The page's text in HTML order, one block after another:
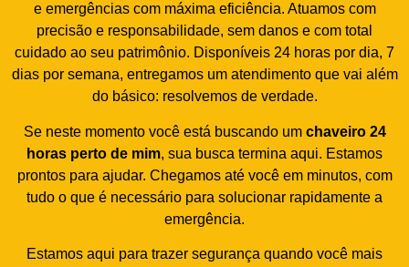
e emergências com máxima eficiência. Atuamos com
precisão e responsabilidade, sem danos e com total
cuidado ao seu patrimônio. Disponíveis 24 horas por dia, 7
dias por semana, entregamos um atendimento que vai além
do básico: resolvemos de verdade.
Se neste momento você está buscando um chaveiro 24
horas perto de mim, sua busca termina aqui. Estamos
prontos para ajudar. Chegamos até você em minutos, com
tudo o que é necessário para solucionar rapidamente a
emergência.
Estamos aqui para trazer segurança quando você mais